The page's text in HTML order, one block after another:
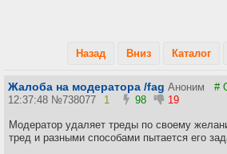
Назад Вниз Каталог
Жалоба на модератора /fag Аноним #
12:37:48 №738077 1 98 19
Модератор удаляет треды по своему
тред и разными способами пытается его